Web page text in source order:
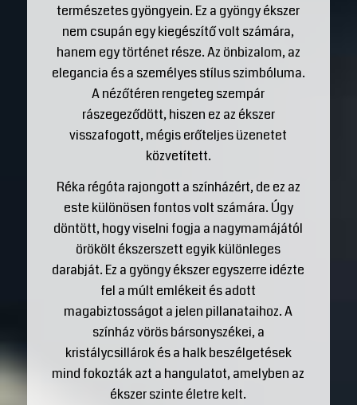
természetes gyöngyein. Ez a gyöngy ékszer
nem csupán egy kiegészítő volt számára,
hanem egy történet része. Az önbizalom, az
elegancia és a személyes stílus szimbóluma.
A nézőtéren rengeteg szempár
rászegeződött, hiszen ez az ékszer
visszafogott, mégis erőteljes üzenetet
közvetített.
Réka régóta rajongott a színházért, de ez az
este különösen fontos volt számára. Úgy
döntött, hogy viselni fogja a nagymamájától
örökölt ékszerszett egyik különleges
darabját. Ez a gyöngy ékszer egyszerre idézte
fel a múlt emlékeit és adott
magabiztosságot a jelen pillanataihoz. A
színház vörös bársonyszékei, a
kristálycsillárok és a halk beszélgetések
mind fokozták azt a hangulatot, amelyben az
ékszer szinte életre kelt.